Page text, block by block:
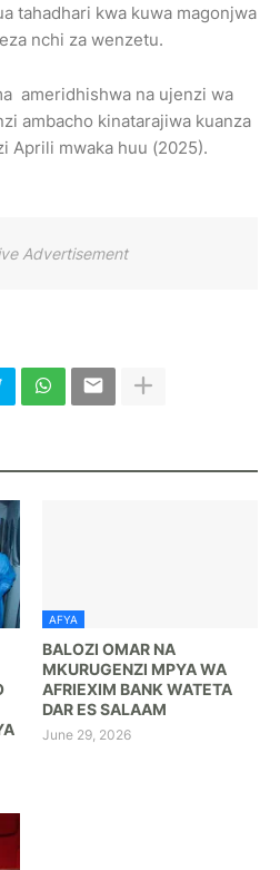
tahadhari kwa kuwa magonjwa
nchi za wenzetu.
ameridhishwa na ujenzi wa
ambacho kinatarajiwa kuanza
Aprili mwaka huu (2025).
Advertisement
AFYA
BALOZI OMAR NA
MKURUGENZI MPYA WA
AFRIEXIM BANK WATETA
DAR ES SALAAM
June 29, 2026